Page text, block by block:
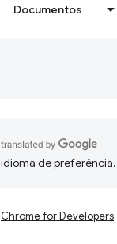
Documentos
idioma de
Chrome for Developers